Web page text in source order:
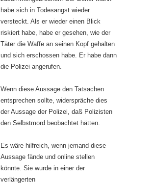
habe sich in Todesangst wieder
versteckt. Als er wieder einen Blick
riskiert habe, habe er gesehen, wie der
Täter die Waffe an seinen Kopf gehalten
und sich erschossen habe. Er habe dann
die Polizei angerufen.
Wenn diese Aussage den Tatsachen
entsprechen sollte, widerspräche dies
der Aussage der Polizei, daß Polizisten
den Selbstmord beobachtet hätten.
Es wäre hilfreich, wenn jemand diese
Aussage fände und online stellen
könnte. Sie wurde in einer der
verlängerten